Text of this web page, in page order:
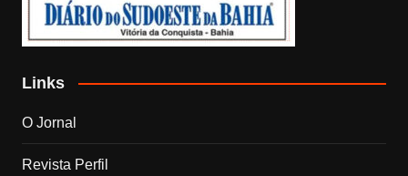
Links
O Jornal
Revista Perfil